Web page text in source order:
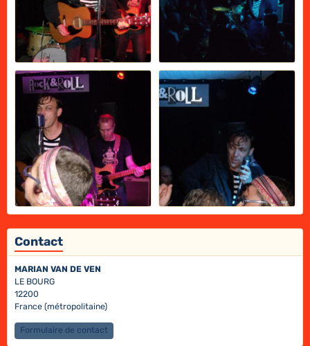
Contact
MARIAN VAN DE VEN
LE BOURG
12200
France (métropolitaine)
Formulaire de contact